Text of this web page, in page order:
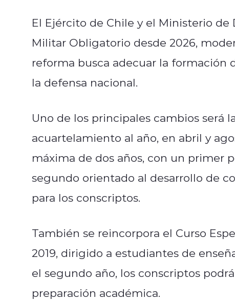
El Ejército de Chile y el Ministerio
Militar Obligatorio desde 2026,
reforma busca adecuar la formación
la defensa nacional.
Uno de los principales cambios será
acuartelamiento al año, en abril y
máxima de dos años, con un primer
segundo orientado al desarrollo de
para los conscriptos.
También se reincorpora el Curso
2019, dirigido a estudiantes de
el segundo año, los conscriptos
preparación académica.